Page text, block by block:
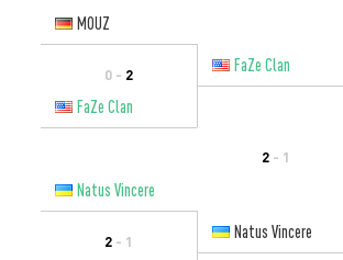
MOUZ
0 - 2
FaZe Clan
FaZe Clan
2 - 1
Natus Vincere
2 - 1
Natus Vincere